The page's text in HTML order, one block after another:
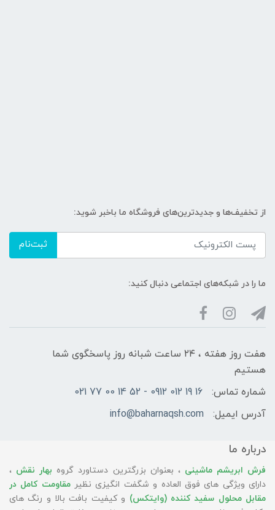
از تخفیف‌ها و جدیدترین‌های فروشگاه ما باخبر شوید:
ثبت‌نام
ما را در شبکه‌های اجتماعی دنبال کنید:
هفت روز هفته ، ۲۴ ساعت شبانه‌ روز پاسخگوی شما
هستیم
شماره تماس:
16 19 012 0912 - 52 14 00 77 021
آدرس ایمیل:
info@baharnaqsh.com
درباره ما
فرش ابریشم ماشینی ، بعنوان بزرگترین دستاورد گروه بهار نقش ،
دارای ویژگی های فوق العاده و شگفت انگیزی نظیرمقاومت کامل در
مقابل محلول سفید کننده (وایتکس) و کیفیت بافت بالا و رنگ های